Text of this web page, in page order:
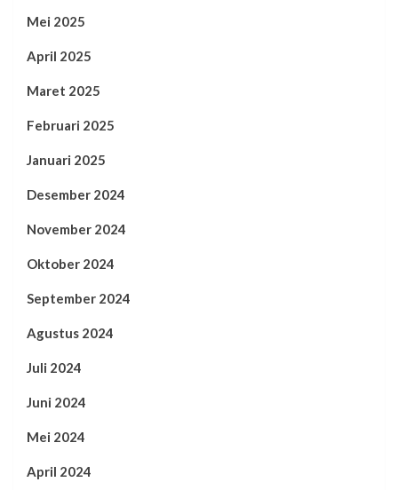
Mei 2025
April 2025
Maret 2025
Februari 2025
Januari 2025
Desember 2024
November 2024
Oktober 2024
September 2024
Agustus 2024
Juli 2024
Juni 2024
Mei 2024
April 2024